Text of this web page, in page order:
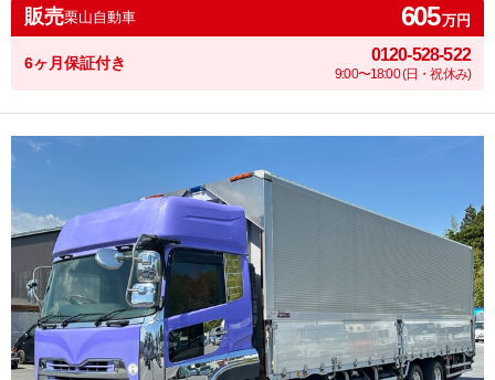
販売栗山自動車 605万円
6ヶ月保証付き 0120-528-522
9:00〜18:00 (日・祝休み)